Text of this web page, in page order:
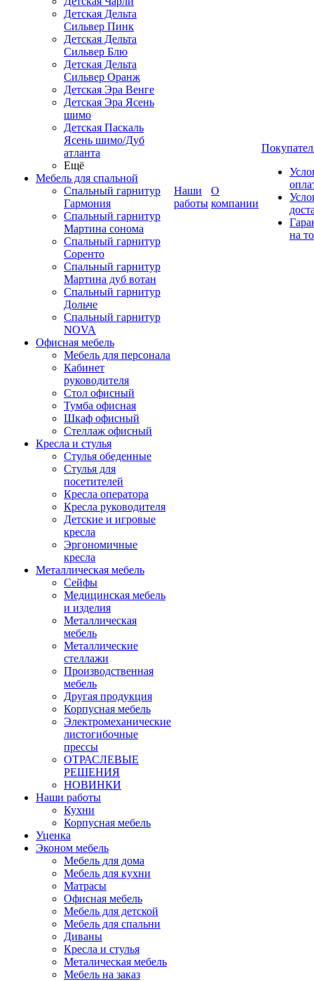
Детская Дельта
Сильвер Пинк
Детская Дельта
Сильвер Блю
Детская Дельта
Сильвер Оранж
Детская Эра Венге
Детская Эра Ясень
шимо
Детская Паскаль
Ясень шимо/Дуб
атланта
Ещё
Мебель для спальной
Спальный гарнитур
Гармония
Спальный гарнитур
Мартина сонома
Спальный гарнитур
Соренто
Спальный гарнитур
Мартина дуб вотан
Спальный гарнитур
Дольче
Спальный гарнитур
NOVA
Офисная мебель
Мебель для персонала
Кабинет
руководителя
Стол офисный
Тумба офисная
Шкаф офисный
Стеллаж офисный
Кресла и стулья
Стулья обеденные
Стулья для
посетителей
Кресла оператора
Кресла руководителя
Детские и игровые
кресла
Эргономичные
кресла
Металлическая мебель
Сейфы
Медицинская мебель
и изделия
Металлическая
мебель
Металлические
стеллажи
Производственная
мебель
Другая продукция
Корпусная мебель
Электромеханические
листогибочные
прессы
ОТРАСЛЕВЫЕ
РЕШЕНИЯ
НОВИНКИ
Наши работы
Кухни
Корпусная мебель
Уценка
Эконом мебель
Мебель для дома
Мебель для кухни
Матрасы
Офисная мебель
Мебель для детской
Мебель для спальни
Диваны
Кресла и стулья
Металическая мебель
Мебель на заказ
Наши
работы
О
компании
на